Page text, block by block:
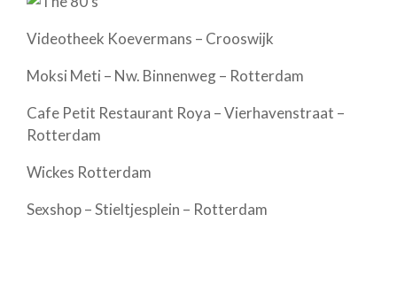
Videotheek Koevermans – Crooswijk
Moksi Meti – Nw. Binnenweg – Rotterdam
Cafe Petit Restaurant Roya – Vierhavenstraat –
Rotterdam
Wickes Rotterdam
Sexshop – Stieltjesplein – Rotterdam